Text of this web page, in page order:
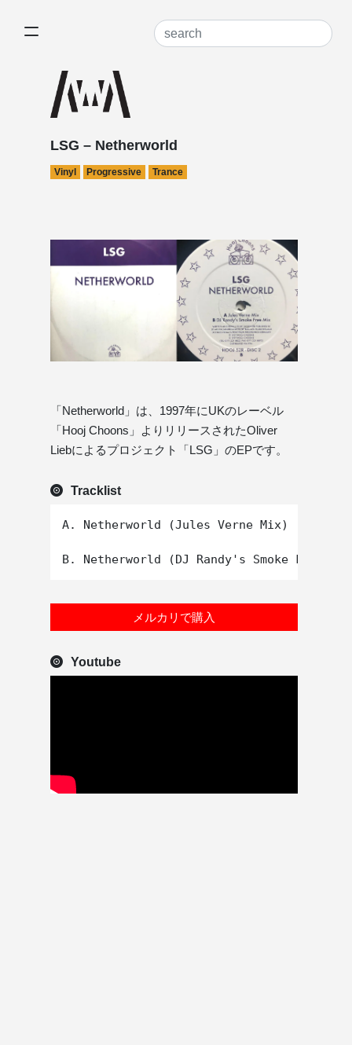
LSG – Netherworld
Vinyl Progressive Trance
「Netherworld」は、1997年にUKのレーベル
「Hooj Choons」よりリリースされたOliver
Liebによるプロジェクト「LSG」のEPです。
Tracklist
A. Netherworld (Jules Verne Mix)
メルカリで購入
Youtube